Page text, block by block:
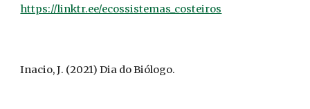
https://linktr.ee/ecossistemas_costeiros
Inacio,J. (2021)Dia do Biólogo.